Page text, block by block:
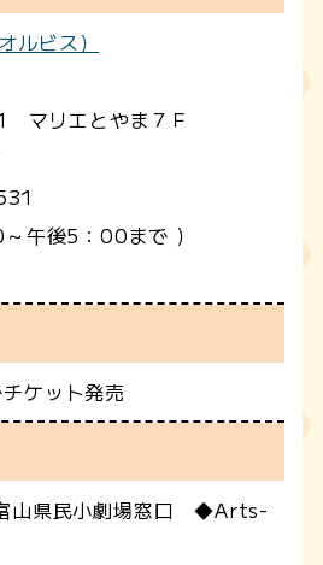
ルビス）
マリエとやま７Ｆ
午後5：00まで ）
ケット発売
山県民小劇場窓口 ◆Arts-